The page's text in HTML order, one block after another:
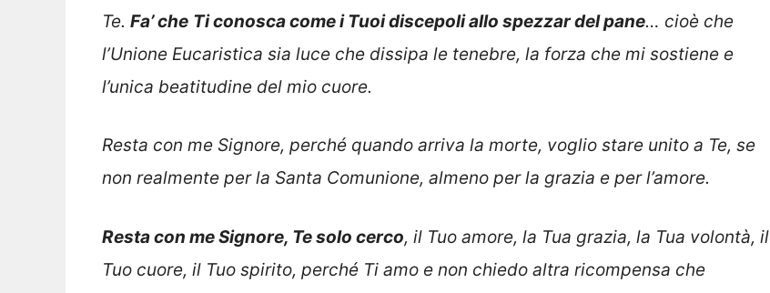
Te. Fa’ che Ti conosca come i Tuoi discepoli allo spezzar del pane… cioè che
l’Unione Eucaristica sia luce che dissipa le tenebre, la forza che mi sostiene e
l’unica beatitudine del mio cuore.
Resta con me Signore, perché quando arriva la morte, voglio stare unito a Te, se
non realmente per la Santa Comunione, almeno per la grazia e per l’amore.
Resta con me Signore, Te solo cerco, il Tuo amore, la Tua grazia, la Tua volontà, il
Tuo cuore, il Tuo spirito, perché Ti amo e non chiedo altra ricompensa che